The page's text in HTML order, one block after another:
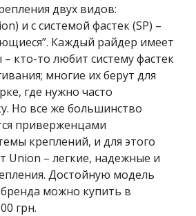
двух видов:
и с системой фастек (SP) –
Каждый райдер имеет
кто-то любит систему фастек
многие их берут для
где нужно часто
Но все же большинство
приверженцами
креплений, и для этого
Union – легкие, надежные и
Достойную модель
можно купить в
грн.